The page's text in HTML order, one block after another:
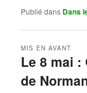
Publié dans Dans
Le 8 mai
de
MIS EN AVANT